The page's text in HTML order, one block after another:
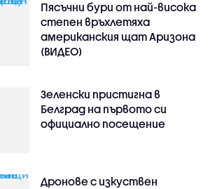
Пясъчни бури от най-висока
степен връхлетяха
американския щат Аризона
(ВИДЕО)
Зеленски пристигна в
Белград на първото си
официално посещение
Дронове с изкуствен